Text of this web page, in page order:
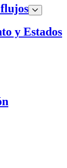
y Estados